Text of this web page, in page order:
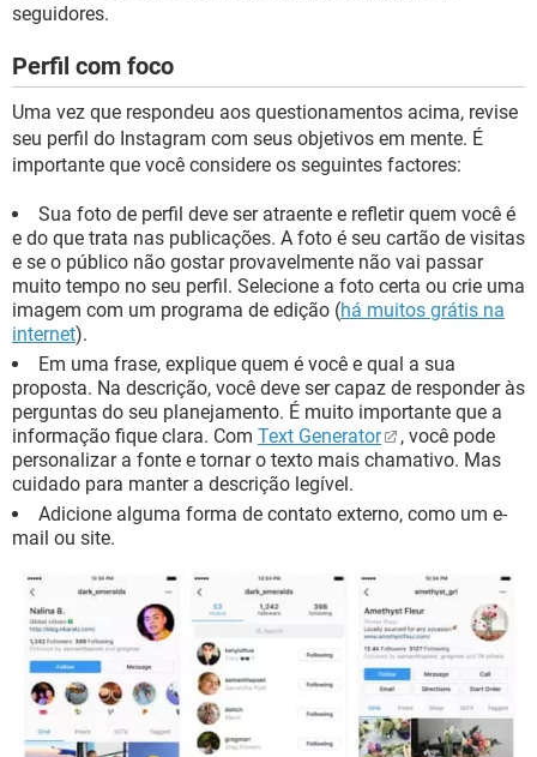
seguidores.
Perfil com foco
Uma vez que respondeu aos questionamentos acima, revise
seu perfil do Instagram com seus objetivos em mente. É
importante que você considere os seguintes factores:
Sua foto de perfil deve ser atraente e refletir quem você é
e do que trata nas publicações. A foto é seu cartão de visitas
e se o público não gostar provavelmente não vai passar
muito tempo no seu perfil. Selecione a foto certa ou crie uma
imagem com um programa de edição (há muitos grátis na
internet).
Em uma frase, explique quem é você e qual a sua
proposta. Na descrição, você deve ser capaz de responder às
perguntas do seu planejamento. É muito importante que a
informação fique clara. Com Text Generator
, você pode
personalizar a fonte e tornar o texto mais chamativo. Mas
cuidado para manter a descrição legível.
Adicione alguma forma de contato externo, como um e-
mail ou site.